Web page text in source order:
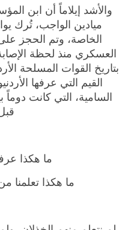
والأشد إيلاماً أن ابن
ميادين الواجب، تُرك
الخاصة، وتم الحجز
العسكري منذ لحظة
بتاريخ القوات المسلحة
القيم التي عرفها
السامية، التي كانت دوماً
ما هكذا
ما هكذا تعلمنا